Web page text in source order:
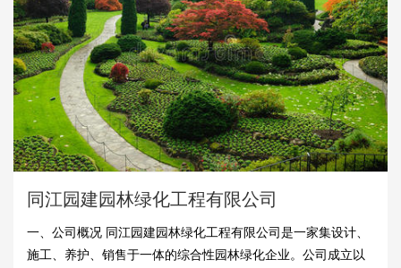
同江园建园林绿化工程有限公司
一、公司概况 同江园建园林绿化工程有限公司是一家集设计、
施工、养护、销售于一体的综合性园林绿化企业。公司成立以